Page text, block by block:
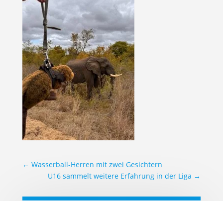
← Wasserball-Herren mit zwei Gesichtern
U16 sammelt weitere Erfahrung in der Liga →